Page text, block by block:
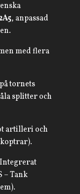
, anpassad
med flera
tornets
splitter och
artilleri och
– Tank